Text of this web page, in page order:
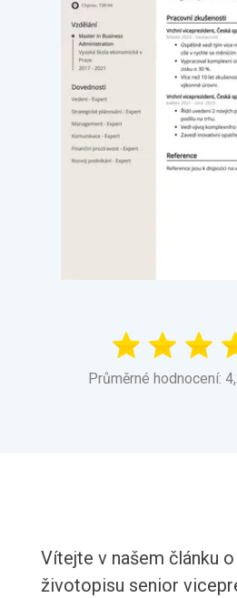
Průměrné hodnocení:
Vítejte v našem článku
životopisu senior